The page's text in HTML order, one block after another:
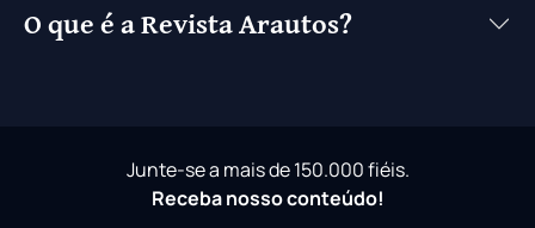
O que é a Revista Arautos?
Junte-se a mais de 150.000 fiéis.
Receba nosso conteúdo!